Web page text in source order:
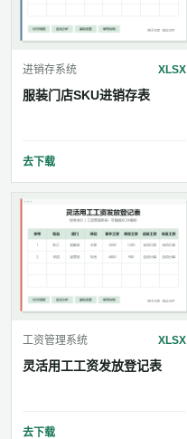
进销存系统 XLSX
服装门店SKU进销存表
去下载
工资管理系统 XLSX
灵活用工工资发放登记表
去下载